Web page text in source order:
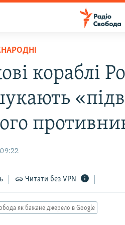
кораблі
Читати без VPN
як бажане джерело в Google